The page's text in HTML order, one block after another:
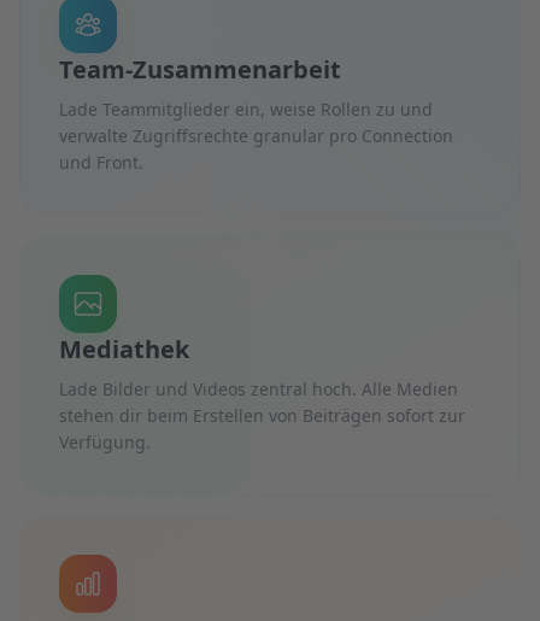
Team-Zusammenarbeit
Lade Teammitglieder ein, weise Rollen zu und
verwalte Zugriffsrechte granular pro Connection
und Front.
Mediathek
Lade Bilder und Videos zentral hoch. Alle Medien
stehen dir beim Erstellen von Beiträgen sofort zur
Verfügung.